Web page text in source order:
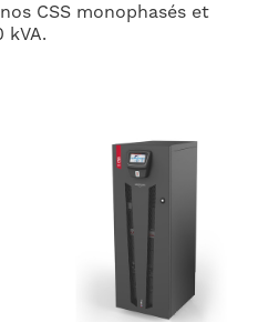
CSS monophasés et
kVA.